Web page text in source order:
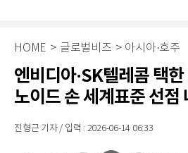
HOME > 글로벌비즈 > 아시아·호주
엔비디아·SK텔레콤 택
노이드 손 세계표준 선점
진형근 기자 / 입력 : 2026-06-14 06:33